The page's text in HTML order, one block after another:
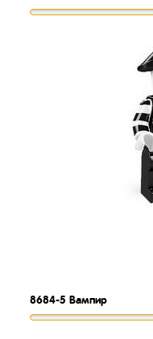
8684-5 Вампир